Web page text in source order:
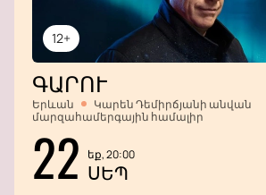
12+
ԳԱՐՈՒ
Երևան
Կարեն Դեմիրճյանի անվան
մարզահամերգային համալիր
22 եք, 20:00
ՍԵՊ